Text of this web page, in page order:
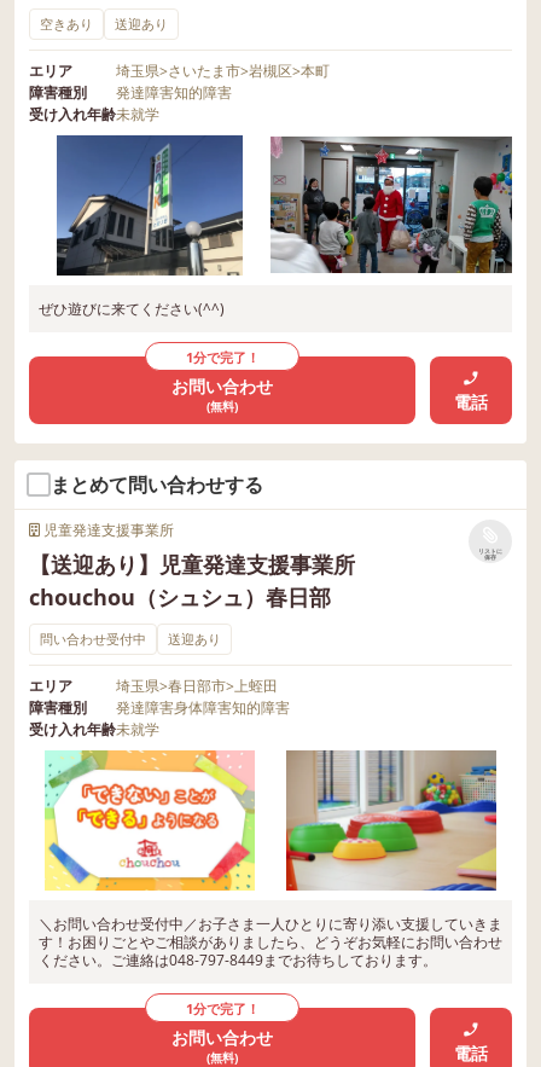
空きあり 送迎あり
エリア 埼玉県>さいたま市>岩槻区>本町
障害種別
発達障害知的障害
受け入れ年齢未就学
ぜひ遊びに来てください(^^)
1分で完了！
お問い合わせ
(無料) 電話
まとめて問い合わせする
児童発達支援事業所
【送迎あり】児童発達支援事業所
chouchou（シュシュ）春日部
リストに
保存
問い合わせ受付中 送迎あり
エリア 埼玉県>春日部市>上蛭田
障害種別
発達障害身体障害知的障害
受け入れ年齢未就学
＼お問い合わせ受付中／お子さま一人ひとりに寄り添い支援していきま
す！お困りごとやご相談がありましたら、どうぞお気軽にお問い合わせ
ください。ご連絡は048-797-8449までお待ちしております。
1分で完了！
お問い合わせ
(無料) 電話